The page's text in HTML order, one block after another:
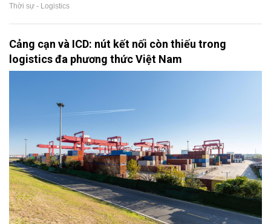
Thời sự - Logistics
Cảng cạn và ICD: nút kết nối còn thiếu trong
logistics đa phương thức Việt Nam